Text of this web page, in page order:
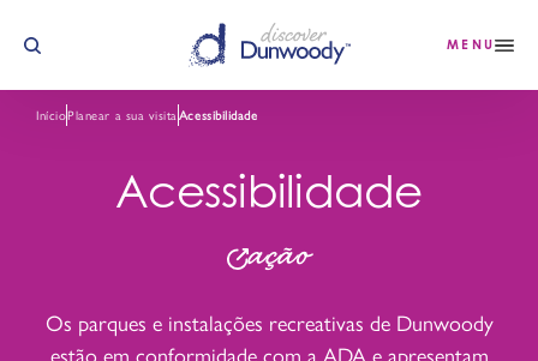
Saltar para o conteúdo MENU
InícioPlanear a sua visitaAcessibilidade
Acessibilidade
ação
Os parques e instalações recreativas de Dunwoody
estão em conformidade com a ADA e apresentam